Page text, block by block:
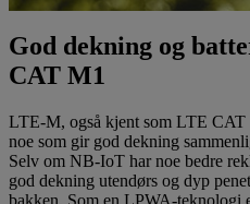
God dekning og
CAT M1
LTE-M, også kjent som LTE CAT
noe som gir god dekning
Selv om NB-IoT har noe bedre
god dekning utendørs og dyp